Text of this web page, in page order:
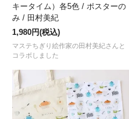
キータイム）各5色 / ポスターの
み / 田村美紀
1,980円(税込)
マステちぎり絵作家の田村美紀さんと
コラボしました